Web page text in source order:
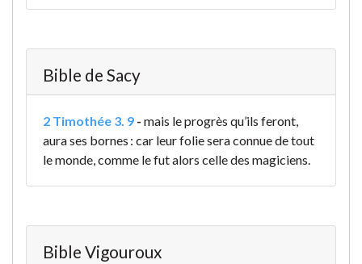
Bible de Sacy
2 Timothée 3. 9 - mais le progrès qu’ils feront,
aura ses bornes : car leur folie sera connue de tout
le monde, comme le fut alors celle des magiciens.
Bible Vigouroux